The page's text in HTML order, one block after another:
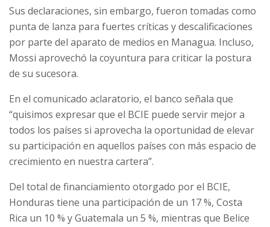
Sus declaraciones, sin embargo, fueron tomadas como
punta de lanza para fuertes críticas y descalificaciones
por parte del aparato de medios en Managua. Incluso,
Mossi aprovechó la coyuntura para criticar la postura
de su sucesora.
En el comunicado aclaratorio, el banco señala que
“quisimos expresar que el BCIE puede servir mejor a
todos los países si aprovecha la oportunidad de elevar
su participación en aquellos países con más espacio de
crecimiento en nuestra cartera”.
Del total de financiamiento otorgado por el BCIE,
Honduras tiene una participación de un 17 %, Costa
Rica un 10 % y Guatemala un 5 %, mientras que Belice